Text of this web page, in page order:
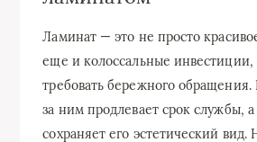
Ламинат — это не просто
еще и колоссальные инвестиции,
требовать бережного
за ним продлевает срок службы,
сохраняет его эстетический вид.